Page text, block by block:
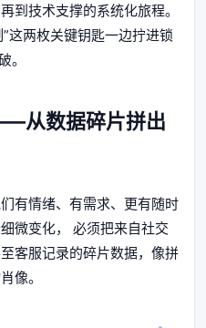
到技术支撑的系统化旅程。
这两枚关键钥匙一边拧进锁
。
从数据碎片拼出
有情绪、有需求、更有随时
微变化， 必须把来自社交
客服记录的碎片数据，像拼
像。